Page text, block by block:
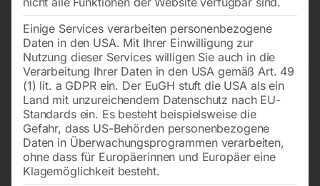
Gerade Steckverbinder
Einige Services verarbeiten personenbezogene
Daten in den USA. Mit Ihrer Einwilligung zur
Nutzung dieser Services willigen Sie auch in die
Verarbeitung Ihrer Daten in den USA gemäß Art. 49
(1) lit. a GDPR ein. Der EuGH stuft die USA als ein
Land mit unzureichendem Datenschutz nach EU-
Standards ein. Es besteht beispielsweise die
Gefahr, dass US-Behörden personenbezogene
Daten in Überwachungsprogrammen verarbeiten,
ohne dass für Europäerinnen und Europäer eine
Klagemöglichkeit besteht.